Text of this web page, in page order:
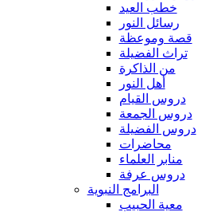
خطب العيد
رسائل النور
قصة وموعظة
تراث الفضيلة
من الذاكرة
أهل النور
دروس القيام
دروس الجمعة
دروس الفضيلة
محاضرات
منابر العلماء
دروس عرفة
البرامج النبوية
معية الحبيب